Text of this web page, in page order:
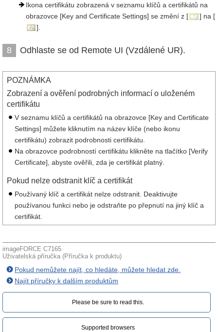
Ikona certifikátu zobrazená v seznamu klíčů a certifikátů na
obrazovce [Key and Certificate Settings] se změní z [
] na [
].
8 Odhlaste se od Remote UI (Vzdálené UR).
POZNÁMKA
Zobrazení a ověření podrobných informací o uloženém
certifikátu
V seznamu klíčů a certifikátů na obrazovce [Key and Certificate
Settings] můžete kliknutím na název klíče (nebo ikonu
certifikátu) zobrazit podrobnosti certifikátu.
Na obrazovce podrobností certifikátu klikněte na tlačítko [Verify
Certificate], abyste ověřili, zda je certifikát platný.
Pokud nelze odstranit klíč a certifikát
Používaný klíč a certifikát nelze odstranit. Deaktivujte
používanou funkci nebo je odstraňte po přepnutí na jiný klíč a
certifikát.
imageFORCE C7165
Uživatelská příručka (Příručka k produktu)
Pokud nemůžete najít, co hledáte, můžete hledat zde.
Najít příručky k dalším produktům
Please be sure to read this.‎
Supported browsers